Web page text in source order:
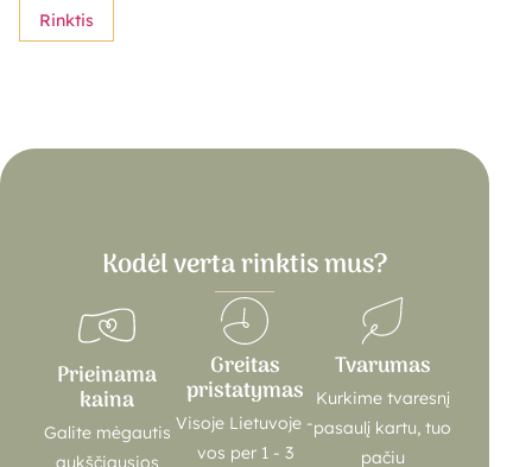
Rinktis
Kodėl verta rinktis mus?
Prieinama
kaina
Galite mėgautis
aukščiausios
Greitas
pristatymas
Visoje Lietuvoje -
vos per 1 - 3
Tvarumas
Kurkime tvaresnį
pasaulį kartu, tuo
pačiu